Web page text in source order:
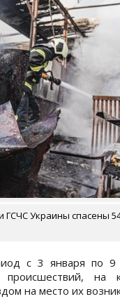
Украины спасены
с 3 января по 9
происшествий, на
на место их